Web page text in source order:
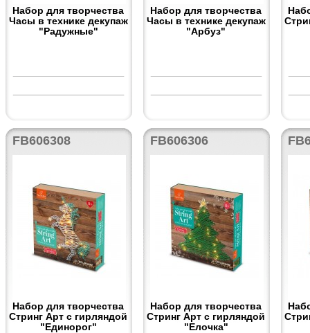
Набор для творчества
Часы в технике декупаж
"Радужные"
Набор для творчества
Часы в технике декупаж
"Арбуз"
FB606308
Набор для творчества
Стринг Арт с гирляндой
"Единорог"
FB606306
Набор для творчества
Стринг Арт с гирляндой
"Елочка"